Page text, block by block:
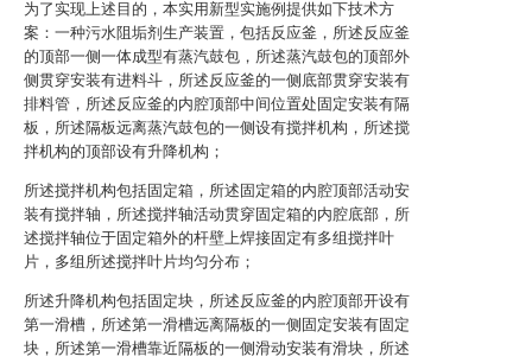
为了实现上述目的，本实用新型实施例提供如下技术方
案：一种污水阻垢剂生产装置，包括反应釜，所述反应釜
的顶部一侧一体成型有蒸汽鼓包，所述蒸汽鼓包的顶部外
侧贯穿安装有进料斗，所述反应釜的一侧底部贯穿安装有
排料管，所述反应釜的内腔顶部中间位置处固定安装有隔
板，所述隔板远离蒸汽鼓包的一侧设有搅拌机构，所述搅
拌机构的顶部设有升降机构；
所述搅拌机构包括固定箱，所述固定箱的内腔顶部活动安
装有搅拌轴，所述搅拌轴活动贯穿固定箱的内腔底部，所
述搅拌轴位于固定箱外的杆壁上焊接固定有多组搅拌叶
片，多组所述搅拌叶片均匀分布；
所述升降机构包括固定块，所述反应釜的内腔顶部开设有
第一滑槽，所述第一滑槽远离隔板的一侧固定安装有固定
块，所述第一滑槽靠近隔板的一侧滑动安装有滑块，所述